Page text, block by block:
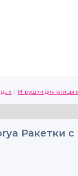
Игрушки для улицы
Ракетки